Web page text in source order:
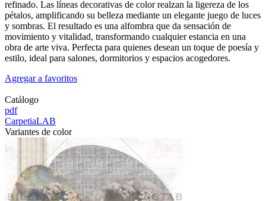
refinado. Las líneas decorativas de color realzan la ligereza de los
pétalos, amplificando su belleza mediante un elegante juego de luces
y sombras. El resultado es una alfombra que da sensación de
movimiento y vitalidad, transformando cualquier estancia en una
obra de arte viva. Perfecta para quienes desean un toque de poesía y
estilo, ideal para salones, dormitorios y espacios acogedores.
Agregar a favoritos
Catálogo
pdf
CarpetiaLAB
Variantes de color